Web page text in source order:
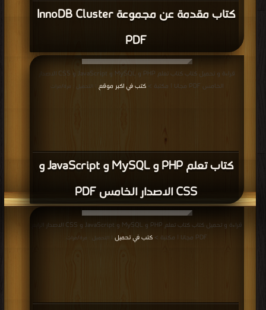
كتاب مقدمة عن مجموعة InnoDB Cluster
PDF
كتاب تعلم PHP و MySQL و JavaScript و
CSS الاصدار الخامس PDF
قراءة و تحميل كتاب كتاب تعلم PHP و MySQL و JavaScript و CSS الاصدار
الخامس PDF مجانا | مكتبة >
كتب في اكبر موقع | التحميل : مرة/مرات
قراءة و تحميل كتاب كتاب تعلم PHP و MySQL و JavaScript و CSS الاصدار الرابع
PDF مجانا | مكتبة >
كتب في تحميل | التحميل : مرة/مرات